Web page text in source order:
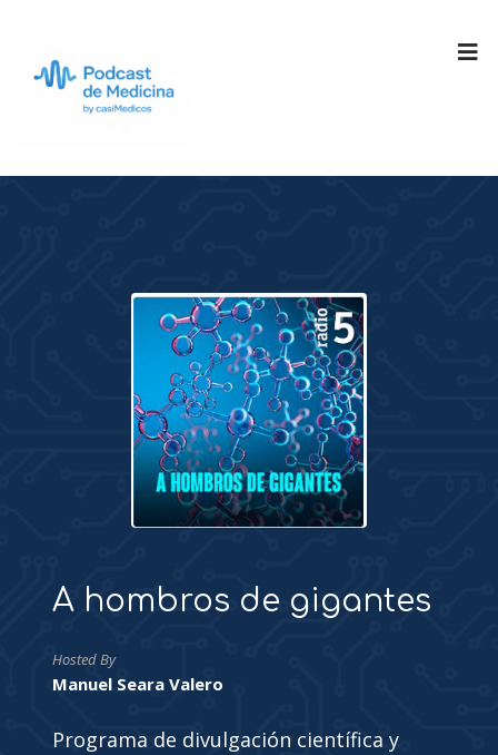
A hombros de gigantes
Hosted By
Manuel Seara Valero
Programa de divulgación científica y